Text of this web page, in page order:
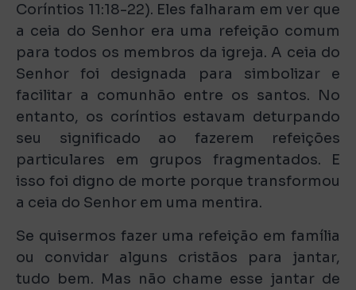
Coríntios 11:18-22). Eles falharam em ver que
a ceia do Senhor era uma refeição comum
para todos os membros da igreja. A ceia do
Senhor foi designada para simbolizar e
facilitar a comunhão entre os santos. No
entanto, os coríntios estavam deturpando
seu significado ao fazerem refeições
particulares em grupos fragmentados. E
isso foi digno de morte porque transformou
a ceia do Senhor em uma mentira.
Se quisermos fazer uma refeição em família
ou convidar alguns cristãos para jantar,
tudo bem. Mas não chame esse jantar de